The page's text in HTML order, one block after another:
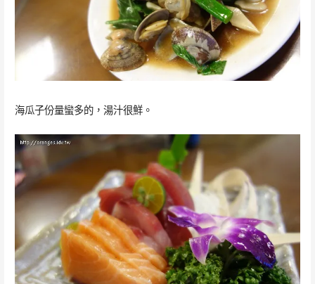
海瓜子份量蠻多的，湯汁很鮮。